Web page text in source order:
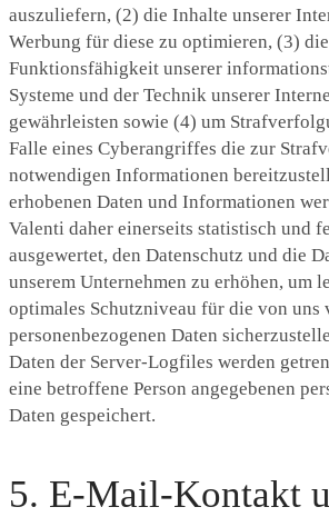
auszuliefern, (2) die Inhalte unserer
Werbung für diese zu optimieren, (3)
Funktionsfähigkeit unserer
Systeme und der Technik unserer
gewährleisten sowie (4) um
Falle eines Cyberangriffes die zur
notwendigen Informationen
erhobenen Daten und Informationen
Valenti daher einerseits statistisch und
ausgewertet, den Datenschutz und die
unserem Unternehmen zu erhöhen, um
optimales Schutzniveau für die von uns
personenbezogenen Daten
Daten der Server-Logfiles werden
eine betroffene Person angegebenen
Daten gespeichert.
5. E-Mail-Kontakt